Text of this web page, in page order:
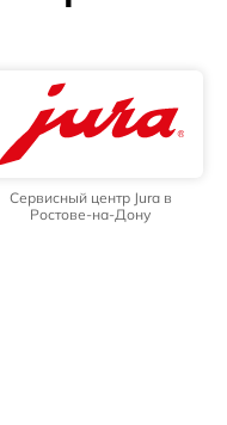
Сервисный центр Jura в
Ростове-на-Дону